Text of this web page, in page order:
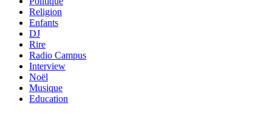
Religion
Enfants
DJ
Rire
Radio Campus
Interview
Noël
Musique
Education